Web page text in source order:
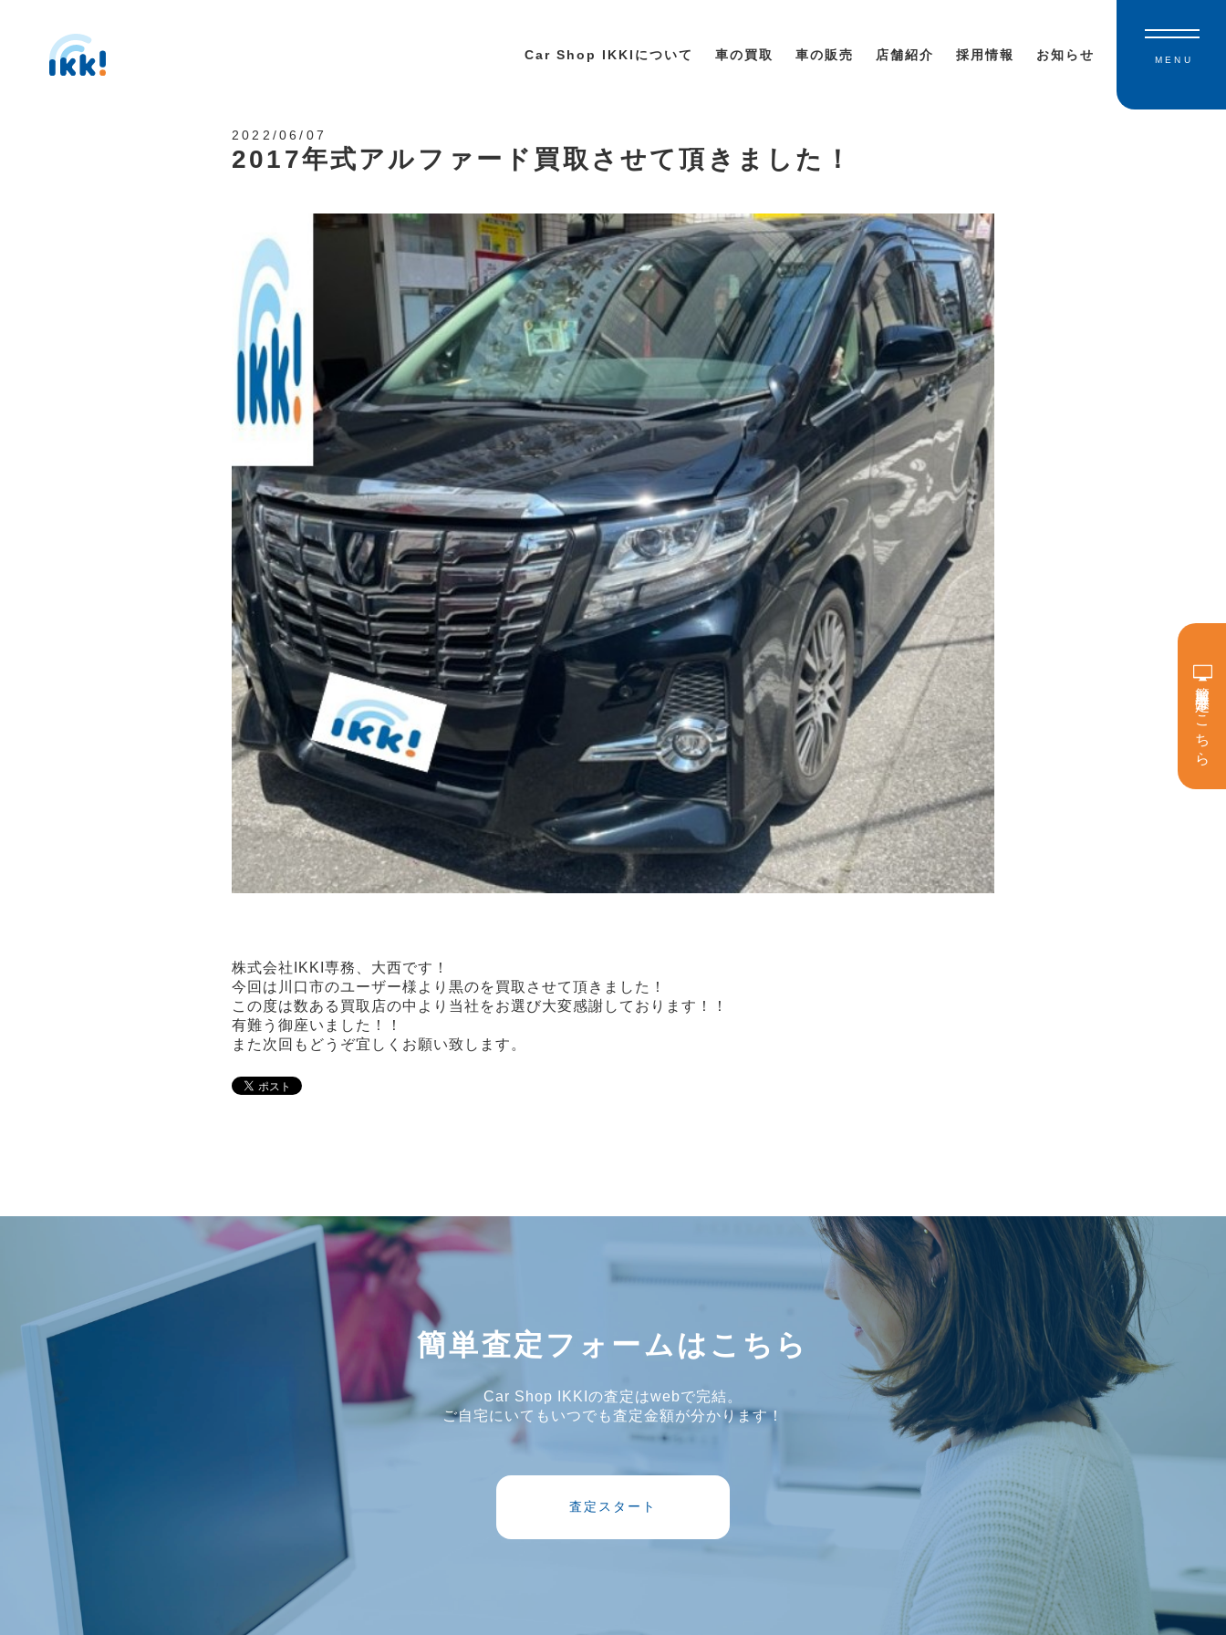
Car Shop IKKIについて 車の買取 車の販売 店舗紹介 採用情報 お知らせ MENU
簡単買取査定はこちら
2022/06/07
2017年式アルファード買取させて頂きました！
株式会社IKKI専務、大西です！
今回は川口市のユーザー様より黒のを買取させて頂きました！
この度は数ある買取店の中より当社をお選び大変感謝しております！！
有難う御座いました！！
また次回もどうぞ宜しくお願い致します。
簡単査定フォームはこちら
Car Shop IKKIの査定はwebで完結。
ご自宅にいてもいつでも査定金額が分かります！
査定スタート